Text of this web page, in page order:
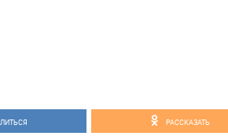
РАССКАЗАТЬ